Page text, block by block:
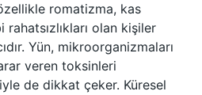
romatizma, kas
olan kişiler
Yün, mikroorganizmaları
veren toksinleri
de dikkat çeker. Küresel